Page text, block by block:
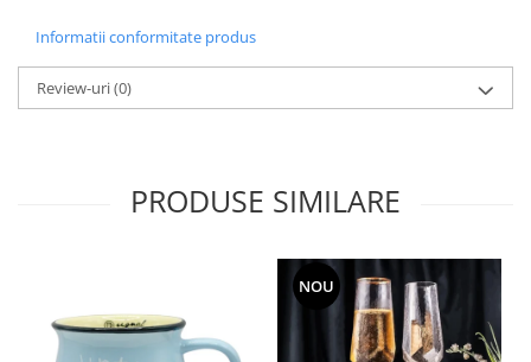
Informatii conformitate produs
Review-uri(0)
PRODUSE SIMILARE
NOU